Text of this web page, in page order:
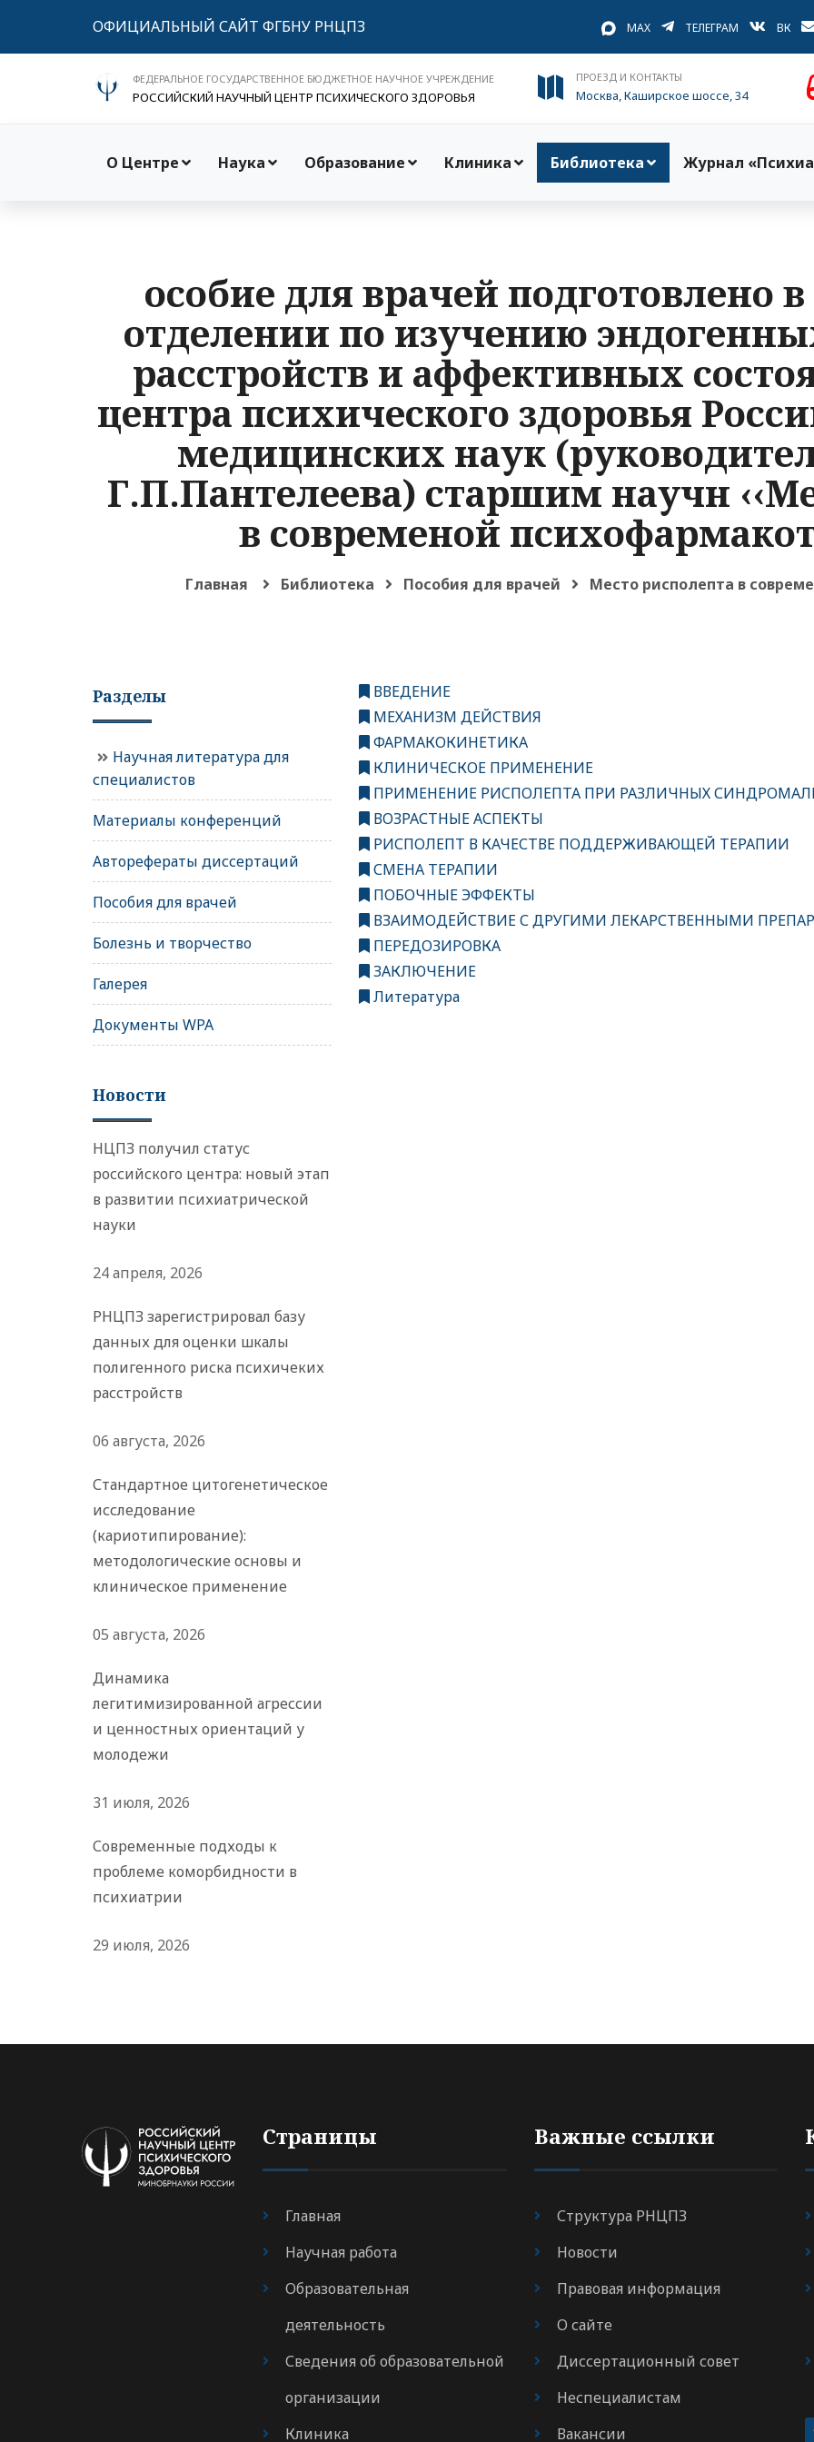
ОФИЦИАЛЬНЫЙ САЙТ ФГБНУ РНЦПЗ MAX ТЕЛЕГРАМ ВК
ФЕДЕРАЛЬНОЕ ГОСУДАРСТВЕННОЕ БЮДЖЕТНОЕ НАУЧНОЕ УЧРЕЖДЕНИЕ
РОССИЙСКИЙ НАУЧНЫЙ ЦЕНТР ПСИХИЧЕСКОГО ЗДОРОВЬЯ
ПРОЕЗД И КОНТАКТЫ
Москва, Каширское шоссе, 34
О Центре Наука Образование Клиника Библиотека Журнал
особие для врачей подготовлено
отделении по изучению
расстройств и аффективных
центра психического здоровья
медицинских наук
Г.П.Пантелеева) старшим научн
в современой
Главная Библиотека Пособия для врачей Место рисполепта в
ВВЕДЕНИЕ
МЕХАНИЗМ ДЕЙСТВИЯ
ФАРМАКОКИНЕТИКА
КЛИНИЧЕСКОЕ ПРИМЕНЕНИЕ
ПРИМЕНЕНИЕ РИСПОЛЕПТА ПРИ РАЗЛИЧНЫХ
ВОЗРАСТНЫЕ АСПЕКТЫ
РИСПОЛЕПТ В КАЧЕСТВЕ ПОДДЕРЖИВАЮЩЕЙ ТЕРАПИИ
СМЕНА ТЕРАПИИ
ПОБОЧНЫЕ ЭФФЕКТЫ
ВЗАИМОДЕЙСТВИЕ С ДРУГИМИ ЛЕКАРСТВЕННЫМИ
ПЕРЕДОЗИРОВКА
ЗАКЛЮЧЕНИЕ
Литература
Разделы
Научная литература для
специалистов
Материалы конференций
Авторефераты диссертаций
Пособия для врачей
Болезнь и творчество
Галерея
Документы WPA
Новости
НЦПЗ получил статус
российского центра: новый этап
в развитии психиатрической
науки
24 апреля, 2026
РНЦПЗ зарегистрировал базу
данных для оценки шкалы
полигенного риска психичеких
расстройств
06 августа, 2026
Стандартное цитогенетическое
исследование
(кариотипирование):
методологические основы и
клиническое применение
05 августа, 2026
Динамика
легитимизированной агрессии
и ценностных ориентаций у
молодежи
31 июля, 2026
Современные подходы к
проблеме коморбидности в
психиатрии
29 июля, 2026
Страницы
Главная
Научная работа
Образовательная
деятельность
Сведения об образовательной
организации
Клиника
Важные ссылки
Структура РНЦПЗ
Новости
Правовая информация
О сайте
Диссертационный совет
Неспециалистам
Вакансии